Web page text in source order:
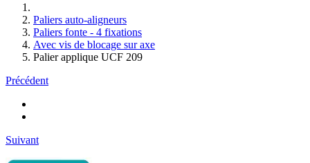
Paliers auto-aligneurs
Paliers fonte - 4 fixations
Avec vis de blocage sur axe
Palier applique UCF 209
Précédent
Suivant